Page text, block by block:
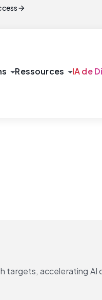
arrow_forward
arrow_drop_downRessources arrow_drop_downIA de
accelerating